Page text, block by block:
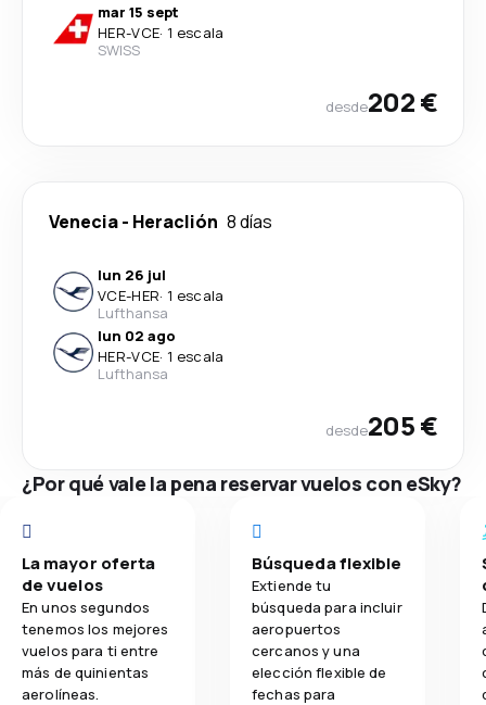
mar 15 sept
HER-VCE· 1 escala
SWISS
desde202 €
Venecia- Heraclión 8 días
lun 26 jul
VCE-HER· 1 escala
Lufthansa
lun 02 ago
HER-VCE· 1 escala
Lufthansa
desde205 €
¿Por qué vale la pena reservar vuelos con eSky?
La mayor oferta
de vuelos
En unos segundos
tenemos los mejores
vuelos para ti entre
más de quinientas
aerolíneas.
Búsqueda flexible
Extiende tu
búsqueda para incluir
aeropuertos
cercanos y una
elección flexible de
fechas para